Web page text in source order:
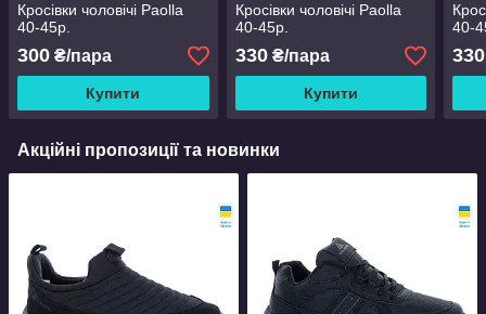
Кросівки чоловічі Paolla
40-45р.
300 ₴/пара
Купити
Кросівки чоловічі Paolla
40-45р.
330₴/пара
Купити
40-
330
Акційні пропозиції та новинки